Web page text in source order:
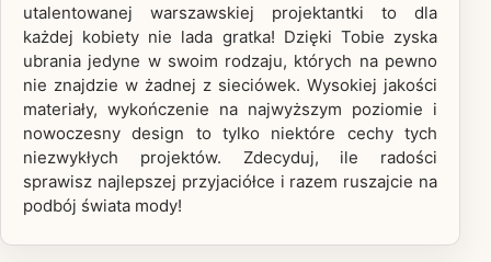
utalentowanej warszawskiej projektantki to dla
każdej kobiety nie lada gratka! Dzięki Tobie zyska
ubrania jedyne w swoim rodzaju, których na pewno
nie znajdzie w żadnej z sieciówek. Wysokiej jakości
materiały, wykończenie na najwyższym poziomie i
nowoczesny design to tylko niektóre cechy tych
niezwykłych projektów. Zdecyduj, ile radości
sprawisz najlepszej przyjaciółce i razem ruszajcie na
podbój świata mody!